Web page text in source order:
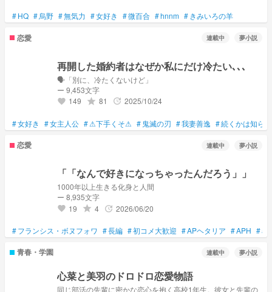
#HQ #烏野 #無気力 #女好き #微百合 #hnnm # きみいろの羊
恋愛 連載中 夢小説
再開した婚約者はなぜか私にだけ冷たい､､､
🗣️「別に、冷たくないけど」
ー 9,453文字
favorite 149 grade 81 update 2025/10/24
#女好き #女主人公 #⚠下手くそ⚠ # 鬼滅の刃 #我妻善逸 #続くかは知ら
恋愛 連載中 夢小説
「「なんで好きになっちゃったんだろう」」
1000年以上生きる化身と人間
ー 8,935文字
favorite 19 grade 4 update 2026/06/20
#フランシス・ボヌフォワ #長編 #初コメ大歓迎 #APヘタリア #APH #
青春・学園 連載中 夢小説
心菜と美羽のドロドロ恋愛物語
同じ部活の先輩に密かな恋心を抱く高校1年生。彼女と先輩の